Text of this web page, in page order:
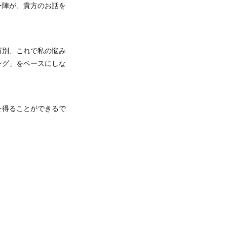
が、貴方のお話を
、これで私の悩み
」をベースにしな
ることができるで